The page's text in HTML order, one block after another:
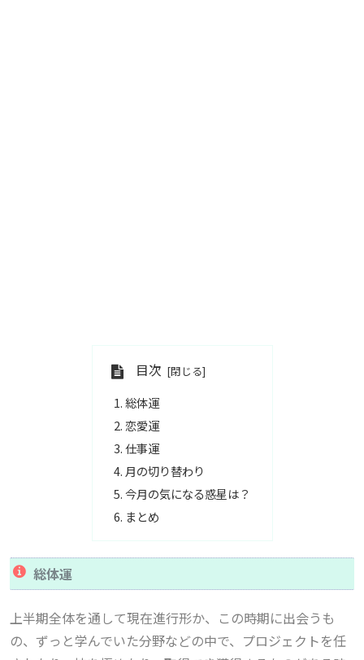
目次
総体運
恋愛運
仕事運
月の切り替わり
今月の気になる惑星は？
まとめ
総体運
上半期全体を通して現在進行形か、この時期に出会うも
の、ずっと学んでいた分野などの中で、プロジェクトを任